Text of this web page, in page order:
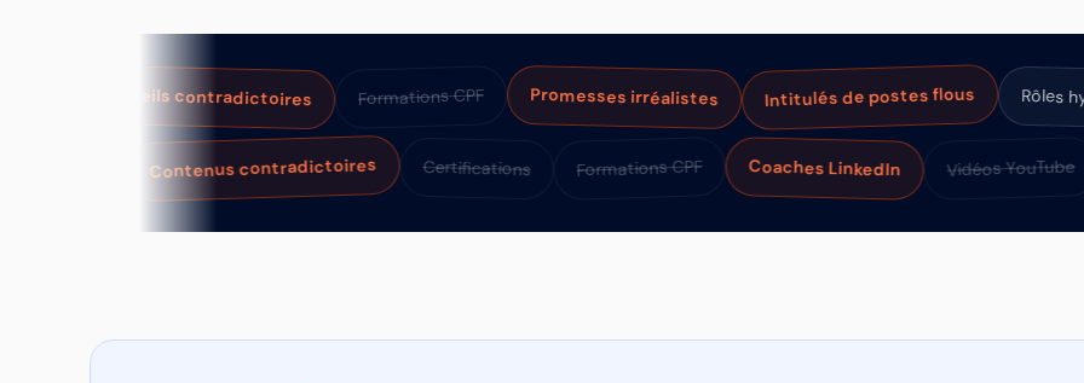
Conseils contradictoires Formations CPF Promesses irréalistes Intitulés de postes flous Rôles hybrides
Outils no-code Contenus contradictoires Certifications Formations CPF Coaches LinkedIn Vidéos